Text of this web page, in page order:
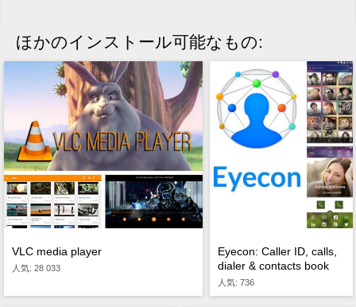
ほかのインストール可能なもの:
VLC media player
人気: 28 033
Eyecon: Caller ID, calls,
dialer & contacts book
人気: 736